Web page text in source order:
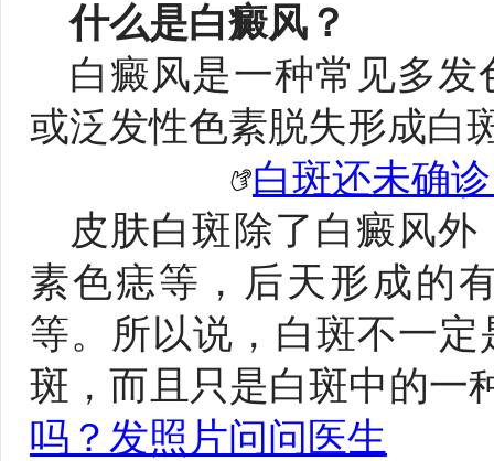
什么是白癜风？
白癜风是一种常见多
或泛发性色素脱失形成白
白斑还未确
皮肤白斑除了白癜风
素色痣等，后天形成的
等。所以说，白斑不一
斑，而且只是白斑中的一
吗？发照片问问医生